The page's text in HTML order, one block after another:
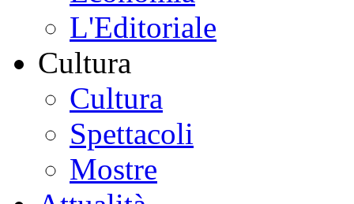
L'Editoriale
Cultura
Cultura
Spettacoli
Mostre